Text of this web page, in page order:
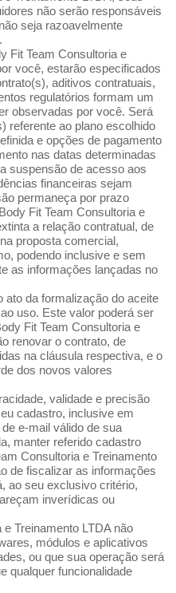
não serão responsáveis
seja razoavelmente
Fit Team Consultoria e
você, estarão especificados
aditivos contratuais,
regulatórios formam um
observadas por você. Será
referente ao plano escolhido
e opções de pagamento
nas datas determinadas
suspensão de acesso aos
financeiras sejam
permaneça por prazo
Fit Team Consultoria e
a relação contratual, de
proposta comercial,
podendo inclusive e sem
as informações lançadas no
da formalização do aceite
uso. Este valor poderá ser
Fit Team Consultoria e
renovar o contrato, de
na cláusula respectiva, e o
dos novos valores
validade e precisão
cadastro, inclusive em
e-mail válido de sua
manter referido cadastro
Consultoria e Treinamento
de fiscalizar as informações
ao seu exclusivo critério,
inverídicas ou
Treinamento LTDA não
módulos e aplicativos
ou que sua operação será
qualquer funcionalidade